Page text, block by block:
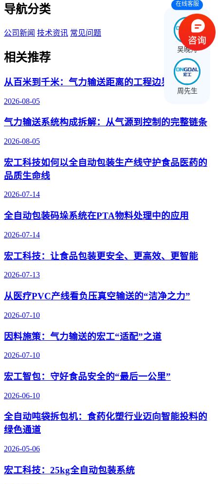
导航分类
公司新闻 技术资讯 常见问题
相关推荐
从百米到千米：气力输送距离的工程边界与突破
2026-08-05
气力输送系统构成拆解：从气源到控制的完整链条
2026-08-05
宏工科技如何以全自动包装生产线守护食品医药的
品质生命线
2026-07-14
全自动包装码垛系统在PTA物料处理中的应用
2026-07-14
宏工科技：让食品包装更安全、更高效、更智能
2026-07-13
从医疗PVC产线看负压真空输送的“洁净之力”
2026-07-10
因料施策：气力输送的宏工“适配”之道
2026-07-10
宏工智包：守好食品安全的“最后一公里”
2026-06-10
全自动吨袋拆包机：食药化塑行业迈向智能投料的
绿色通道
2026-05-06
宏工科技：25kg全自动包装系统
在线客服
吴晚舟
周先生